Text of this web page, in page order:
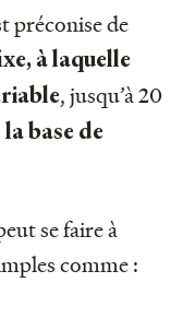
préconise de
à laquelle
, jusqu’à 20
base de
se faire à
comme :